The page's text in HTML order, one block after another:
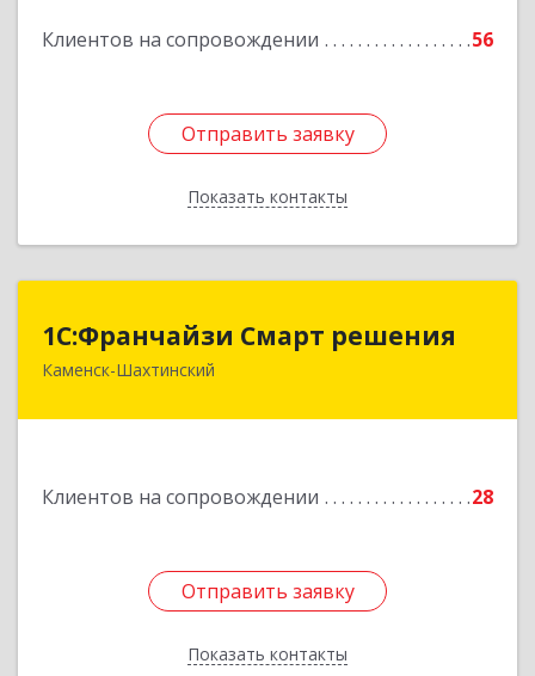
Клиентов на сопровождении 56
Отправить заявку
Показать контакты
Отправить заявку
Назад
1С:Франчайзи Смарт решения
Каменск-Шахтинский
Клиентов на сопровождении 28
Отправить заявку
Показать контакты
1С:Франчайзи Смарт решения
347800, Ростовская обл, Каменск-Шахтинский г,
Отправить заявку
Назад